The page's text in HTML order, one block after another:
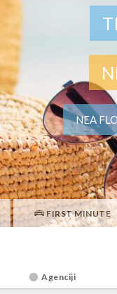
NEA
FIRST MINUTE
Agenciji